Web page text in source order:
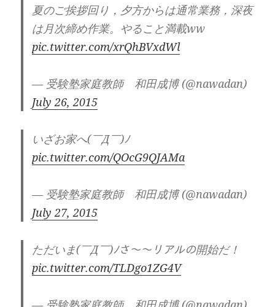
夏のご挨拶回り，夕方からは通常業務，深夜
は月次締め作業。やること満載ww
pic.twitter.com/xrQhBVxdWl
— 受験塾家庭教師 和田成博 (@nawadan)
July 26, 2015
いざお家へ(￣Д￣)ﾉ
pic.twitter.com/QOcG9QJAMa
— 受験塾家庭教師 和田成博 (@nawadan)
July 27, 2015
ただいま(￣Д￣)ﾉさ〜〜リアルの開始だ！
pic.twitter.com/TLDgo1ZG4V